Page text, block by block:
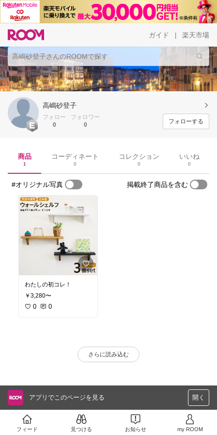
ガイド 楽天市場
高嶋砂登子
フォロー
0
フォロワー
0
フォローする
商品
1
コーディネート
0
コレクション
0
いいね
0
#オリジナル写真 掲載終了商品を含む
わたしの初コレ！
￥3,280〜
0 0
さらに読み込む
アプリでこのページを見る 開く
フィード 見つける お知らせ my ROOM